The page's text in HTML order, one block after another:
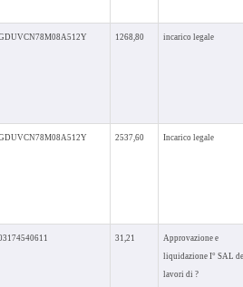
1268,80 incarico legale
2537,60 Incarico legale
31,21
Approvazione e
liquidazione I° SAL
lavori di ?